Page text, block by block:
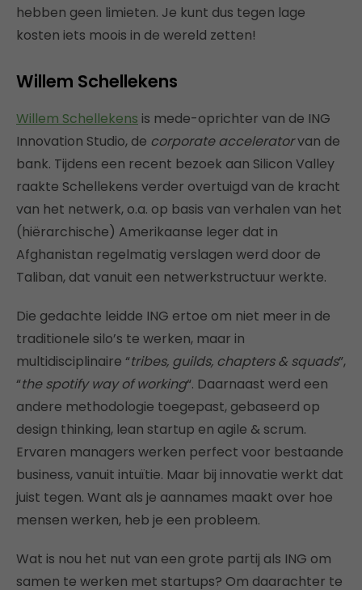
hebben geen limieten. Je kunt dus tegen lage
kosten iets moois in de wereld zetten!
Willem Schellekens
Willem Schellekens is mede-oprichter van de ING
Innovation Studio, de corporate acceleratorvan de
bank. Tijdens een recent bezoek aan Silicon Valley
raakte Schellekens verder overtuigd van de kracht
van het netwerk, o.a. op basis van verhalen van het
(hiërarchische) Amerikaanse leger dat in
Afghanistan regelmatig verslagen werd door de
Taliban, dat vanuit een netwerkstructuur werkte.
Die gedachte leidde ING ertoe om niet meer in de
traditionele silo’s te werken, maar in
multidisciplinaire “tribes, guilds, chapters & squads”,
“the spotify way of working“. Daarnaast werd een
andere methodologie toegepast, gebaseerd op
design thinking, lean startup en agile & scrum.
Ervaren managers werken perfect voor bestaande
business, vanuit intuïtie. Maar bij innovatie werkt dat
juist tegen. Want als je aannames maakt over hoe
mensen werken, heb je een probleem.
Wat is nou het nut van een grote partij als ING om
samen te werken met startups? Om daarachter te